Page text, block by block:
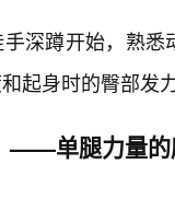
深蹲开始，熟悉
起身时的臀部发
——单腿力量的